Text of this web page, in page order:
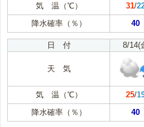
気 温（℃） 31/
降水確率（％）
40
日 付 8/14(
天 気
気 温（℃） 25/
降水確率（％）
40